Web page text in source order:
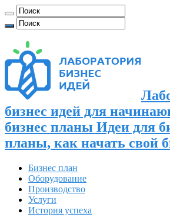
бизнес идей для
бизнес планы Идеи для
планы, как начать свой
Бизнес план
Оборудование
Производство
Услуги
История успеха